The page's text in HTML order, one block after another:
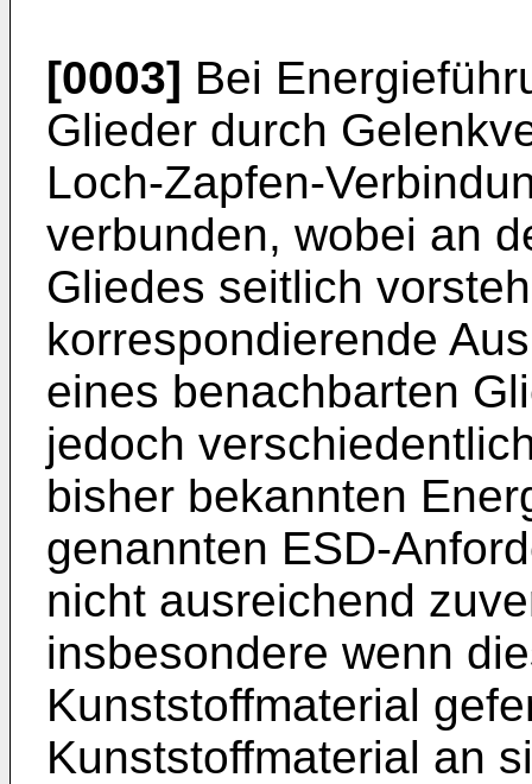
[0003] Bei
Glieder durch
Loch-Zapfen-
verbunden, wobei an
Gliedes seitlich
korrespondierende
eines benachbarten
jedoch
bisher bekannten
genannten ESD-
nicht ausreichend
insbesondere wenn
Kunststoffmaterial
Kunststoffmaterial an